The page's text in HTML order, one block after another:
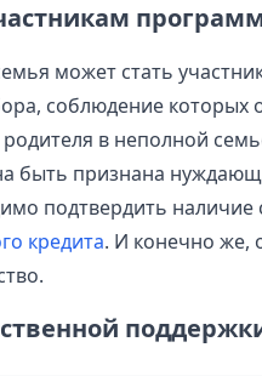
может стать
соблюдение которых
родителя в неполной
быть признана
подтвердить наличие
кредита. И конечно же,